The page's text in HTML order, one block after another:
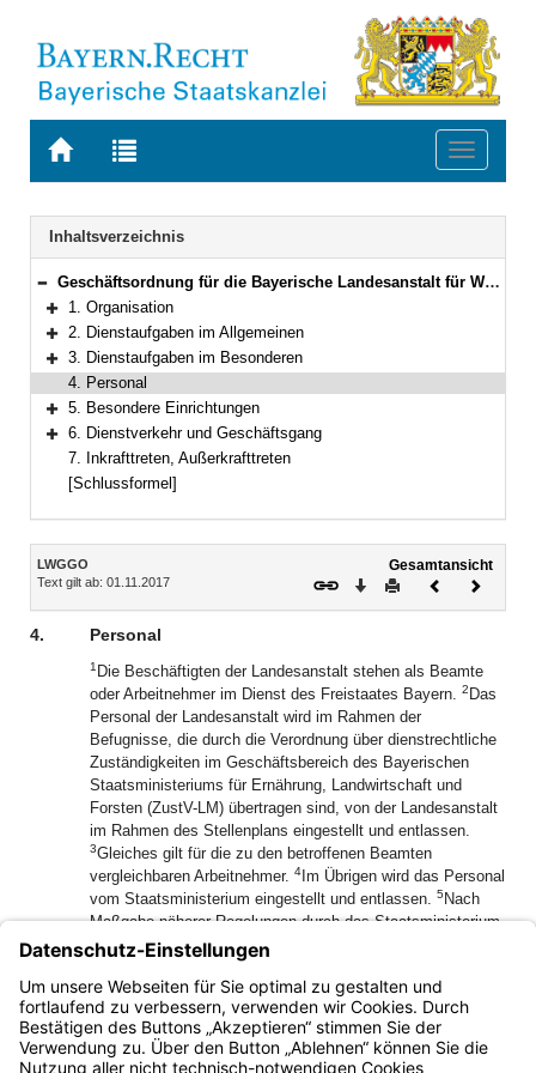
Zur
BAYERN.RECHT
Zur
letzten
Suche
Toggle
Navigation
Inhaltsverzeichnis
Bereich reduzieren
Geschäftsordnung für die Bayerische Landesanstalt für Weinbau und Gartenbau
Bereich erweitern
1. Organisation
Bereich erweitern
2. Dienstaufgaben im Allgemeinen
Bereich erweitern
3. Dienstaufgaben im Besonderen
4. Personal
Bereich erweitern
5. Besondere Einrichtungen
Bereich erweitern
6. Dienstverkehr und Geschäftsgang
7. Inkrafttreten, Außerkrafttreten
[Schlussformel]
Inhalt
LWGGO
Text gilt ab: 01.11.2017
Gesamtansicht
Download
DruckenVorheriges
4. Personal
1 Die Beschäftigten der Landesanstalt stehen als Beamte
oder Arbeitnehmer im Dienst des Freistaates Bayern. 2 Das
Personal der Landesanstalt wird im Rahmen der
Befugnisse, die durch die Verordnung über dienstrechtliche
Zuständigkeiten im Geschäftsbereich des Bayerischen
Staatsministeriums für Ernährung, Landwirtschaft und
Forsten (ZustV-LM) übertragen sind, von der Landesanstalt
im Rahmen des Stellenplans eingestellt und entlassen.
3Gleiches gilt für die zu den betroffenen Beamten
vergleichbaren Arbeitnehmer. 4 Im Übrigen wird das Personal
vom Staatsministerium eingestellt und entlassen. 5 Nach
Maßgabe näherer Regelungen durch das Staatsministerium
kann die Landesanstalt Zeitarbeitsverhältnisse abschließen.
Die Übernahme einer Nebentätigkeit richtet sich für
Beamte nach Art. 81 ff. BayBG, für Arbeitnehmer nach § 3
Abs. 4 TV-L.